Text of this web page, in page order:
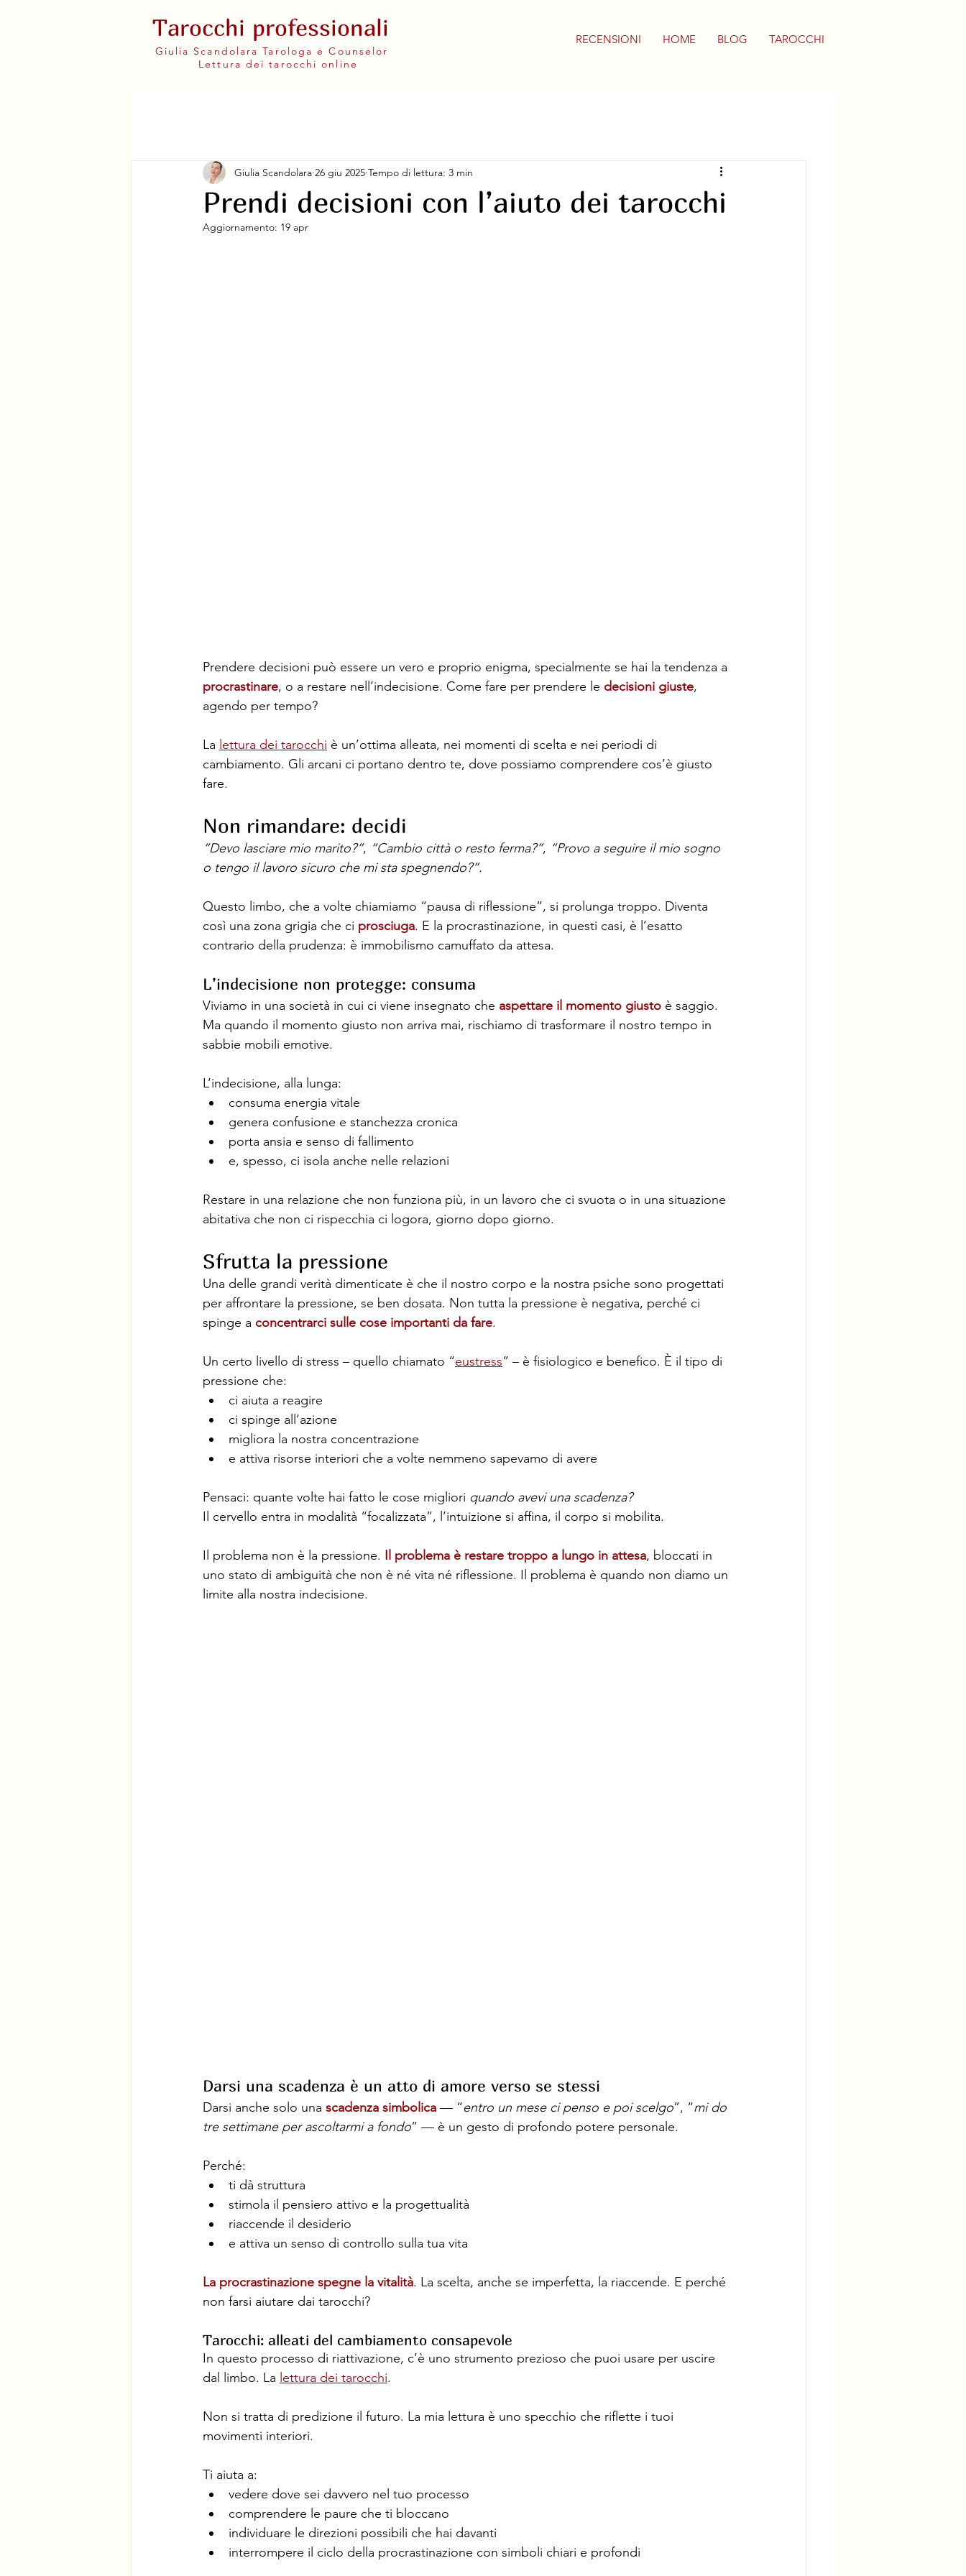
Tarocchi professionali
Giulia Scandolara Tarologa e Counselor
Lettura dei tarocchi online
RECENSIONI HOME BLOG TAROCCHI
Prendi decisioni con l’aiuto dei tarocchi
Giulia Scandolara 26 giu 2025 Tempo di lettura: 3 min
Aggiornamento: 19 apr
Prendere decisioni può essere un vero e proprio enigma, specialmente se hai la tendenza a
procrastinare, o a restare nell’indecisione. Come fare per prendere le decisioni giuste,
agendo per tempo?
La lettura dei tarocchi è un’ottima alleata, nei momenti di scelta e nei periodi di
cambiamento. Gli arcani ci portano dentro te, dove possiamo comprendere cos’è giusto
fare.
Non rimandare: decidi
“Devo lasciare mio marito?”, “Cambio città o resto ferma?”, “Provo a seguire il mio sogno
o tengo il lavoro sicuro che mi sta spegnendo?”.
Questo limbo, che a volte chiamiamo “pausa di riflessione”, si prolunga troppo. Diventa
così una zona grigia che ci prosciuga. E la procrastinazione, in questi casi, è l’esatto
contrario della prudenza: è immobilismo camuffato da attesa.
L’indecisione non protegge: consuma
Viviamo in una società in cui ci viene insegnato che aspettare il momento giusto è saggio.
Ma quando il momento giusto non arriva mai, rischiamo di trasformare il nostro tempo in
sabbie mobili emotive.
L’indecisione, alla lunga:
consuma energia vitale
genera confusione e stanchezza cronica
porta ansia e senso di fallimento
e, spesso, ci isola anche nelle relazioni
Restare in una relazione che non funziona più, in un lavoro che ci svuota o in una situazione
abitativa che non ci rispecchia ci logora, giorno dopo giorno.
Sfrutta la pressione
Una delle grandi verità dimenticate è che il nostro corpo e la nostra psiche sono progettati
per affrontare la pressione, se ben dosata. Non tutta la pressione è negativa, perché ci
spinge a concentrarci sulle cose importanti da fare.
Un certo livello di stress – quello chiamato “eustress” – è fisiologico e benefico. È il tipo di
pressione che:
ci aiuta a reagire
ci spinge all’azione
migliora la nostra concentrazione
e attiva risorse interiori che a volte nemmeno sapevamo di avere
Pensaci: quante volte hai fatto le cose migliori quando avevi una scadenza?
Il cervello entra in modalità “focalizzata”, l’intuizione si affina, il corpo si mobilita.
Il problema non è la pressione. Il problema è restare troppo a lungo in attesa, bloccati in
uno stato di ambiguità che non è né vita né riflessione. Il problema è quando non diamo un
limite alla nostra indecisione.
Darsi una scadenza è un atto di amore verso se stessi
Darsi anche solo una scadenza simbolica — “entro un mese ci penso e poi scelgo”, “mi do
tre settimane per ascoltarmi a fondo” — è un gesto di profondo potere personale.
Perché:
ti dà struttura
stimola il pensiero attivo e la progettualità
riaccende il desiderio
e attiva un senso di controllo sulla tua vita
La procrastinazione spegne la vitalità. La scelta, anche se imperfetta, la riaccende. E perché
non farsi aiutare dai tarocchi?
Tarocchi: alleati del cambiamento consapevole
In questo processo di riattivazione, c’è uno strumento prezioso che puoi usare per uscire
dal limbo. La lettura dei tarocchi.
Non si tratta di predizione il futuro. La mia lettura è uno specchio che riflette i tuoi
movimenti interiori.
Ti aiuta a:
vedere dove sei davvero nel tuo processo
comprendere le paure che ti bloccano
individuare le direzioni possibili che hai davanti
interrompere il ciclo della procrastinazione con simboli chiari e profondi